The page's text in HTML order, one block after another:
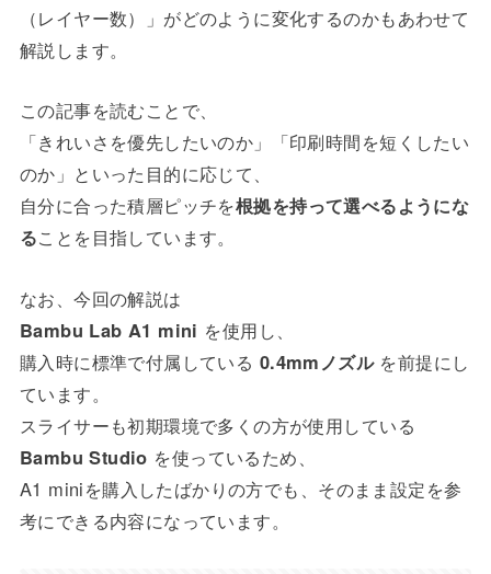
（レイヤー数）」がどのように変化するのかもあわせて
解説します。
この記事を読むことで、
「きれいさを優先したいのか」「印刷時間を短くしたい
のか」といった目的に応じて、
自分に合った積層ピッチを根拠を持って選べるようにな
ることを目指しています。
なお、今回の解説は
Bambu Lab A1 mini を使用し、
購入時に標準で付属している 0.4mmノズルを前提にし
ています。
スライサーも初期環境で多くの方が使用している
Bambu Studio を使っているため、
A1 miniを購入したばかりの方でも、そのまま設定を参
考にできる内容になっています。